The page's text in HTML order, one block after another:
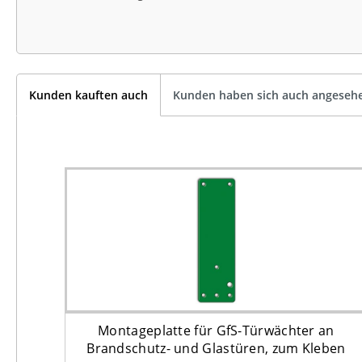
Kunden kauften auch Kunden haben sich auch
Montageplatte für GfS-Türwächter an
Brandschutz- und Glastüren, zum Kleben